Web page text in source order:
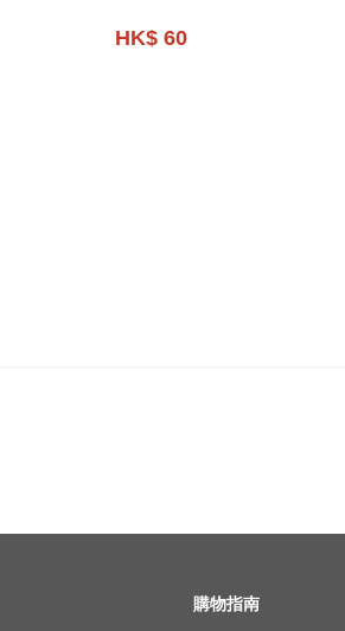
HK$ 60
購物指南